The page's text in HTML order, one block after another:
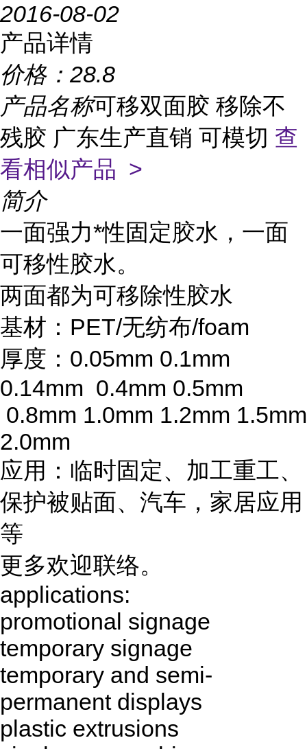
2016-08-02
产品详情
价格： 28.8
产品名称可移双面胶 移除不
残胶 广东生产直销 可模切 查
看相似产品 >
简介
一面强力*性固定胶水，一面
可移性胶水。
两面都为可移除性胶水
基材：PET/无纺布/foam
厚度：0.05mm 0.1mm
0.14mm 0.4mm 0.5mm
0.8mm 1.0mm 1.2mm 1.5mm
2.0mm
应用：临时固定、加工重工、
保护被贴面、汽车，家居应用
等
更多欢迎联络。
applications:
promotional signage
temporary signage
temporary and semi-
permanent displays
plastic extrusions